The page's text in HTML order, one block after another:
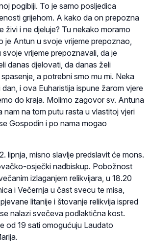
pogibiji. To je samo posljedica
grijehom. A kako da on prepozna
živi i ne djeluje? Tu nekako moramo
je Antun u svoje vrijeme prepoznao,
vrijeme prepoznavali, da je
danas djelovati, da danas želi
a potrebni smo mu mi. Neka
i ova Euharistija ispune žarom vjere
do kraja. Molimo zagovor sv. Antuna
nam na tom putu rasta u vlastitoj vjeri
Gospodin i po nama mogao
lipnja, misno slavlje predslavit će mons.
osječki nadbiskup. Pobožnost
izlaganjem relikvijara, u 18.20
i Večernja u čast svecu te misa,
litanije i štovanje relikvija ispred
nalazi svečeva podlaktična kost.
od 19 sati omogućuju Laudato